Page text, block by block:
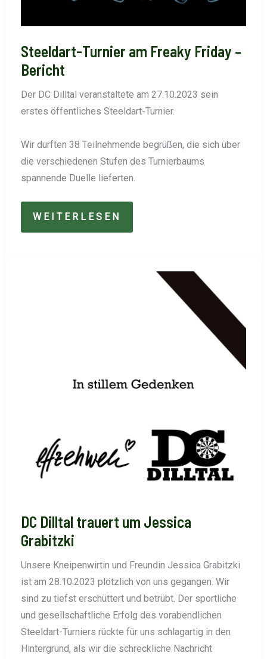
Steeldart-Turnier am Freaky Friday –
Bericht
Der DC Dilltal veranstaltete am 27.10.2023 sein
erstes öffentliches Steeldart-Turnier.
Wir durften 38 Teilnehmende begrüßen, die sich über
die verschiedenen Stufen des Turnierbaums
spannende Duelle lieferten.
STEELDART-
TURNIER
WEITERLESEN
DC Dilltal trauert um Jessica
Grabitzki
Unsere Kneipenwirtin und Freundin Jessica Grabitzki
ist am 28.10.2023 plötzlich von uns gegangen. Wir
sind zu tiefst erschüttert und betrübt. Der sportliche
und gesellschaftliche Erfolg des vorabendlichen
Steeldart-Turniers rückte für uns schlagartig in den
Hintergrund, als wir die schreckliche Nachricht